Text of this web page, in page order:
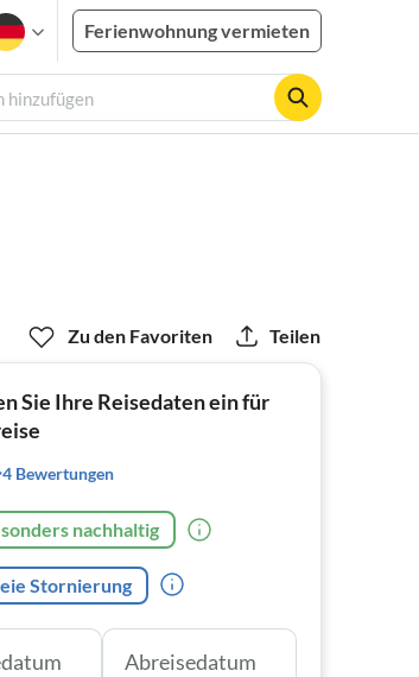
Ferienwohnung vermieten
hinzufügen
Zu den Favoriten Teilen
Sie Ihre Reisedaten ein für
4 Bewertungen
nachhaltig
Stornierung